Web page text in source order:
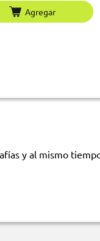
Agregar
y al mismo